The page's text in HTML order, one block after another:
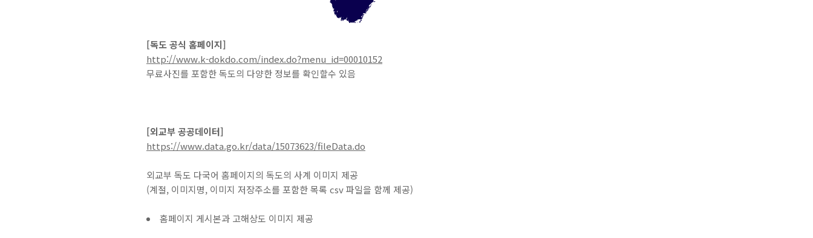
[독도 공식 홈페이지]
http://www.k-dokdo.com/index.do?menu_id=00010152
무료사진를 포함한 독도의 다양한 정보를 확인할수 있음
[외교부 공공데이터]
https://www.data.go.kr/data/15073623/fileData.do
외교부 독도 다국어 홈페이지의 독도의 사계 이미지 제공
(계절, 이미지명, 이미지 저장주소를 포함한 목록 csv 파일을 함께 제공)
홈페이지 게시본과 고해상도 이미지 제공